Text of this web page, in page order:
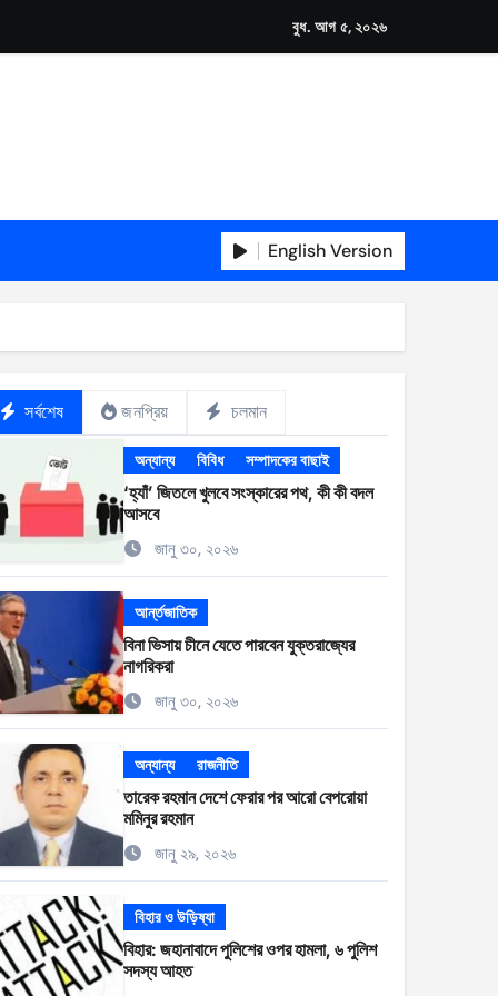
বুধ. আগ ৫, ২০২৬
English Version
সর্বশেষ জনপ্রিয় চলমান
অন্যান্য বিবিধ সম্পাদকের বাছাই
‘হ্যাঁ’ জিতলে খুলবে সংস্কারের পথ, কী কী বদল
আসবে
জানু ৩০, ২০২৬
আর্ন্তজাতিক
বিনা ভিসায় চীনে যেতে পারবেন যুক্তরাজ্যের
নাগরিকরা
জানু ৩০, ২০২৬
অন্যান্য রাজনীতি
তারেক রহমান দেশে ফেরার পর আরো বেপরোয়া
মমিনুর রহমান
জানু ২৯, ২০২৬
বিহার ও উড়িষ্যা
বিহার: জহানাবাদে পুলিশের ওপর হামলা, ৬ পুলিশ
সদস্য আহত